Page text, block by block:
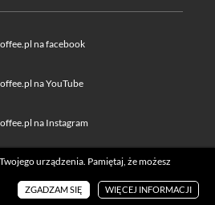
na facebook
na YouTube
na Instagram
Realizacja:icube.pl
urządzenia. Pamiętaj, że możesz
ZGADZAM SIĘ WIĘCEJ INFORMACJI